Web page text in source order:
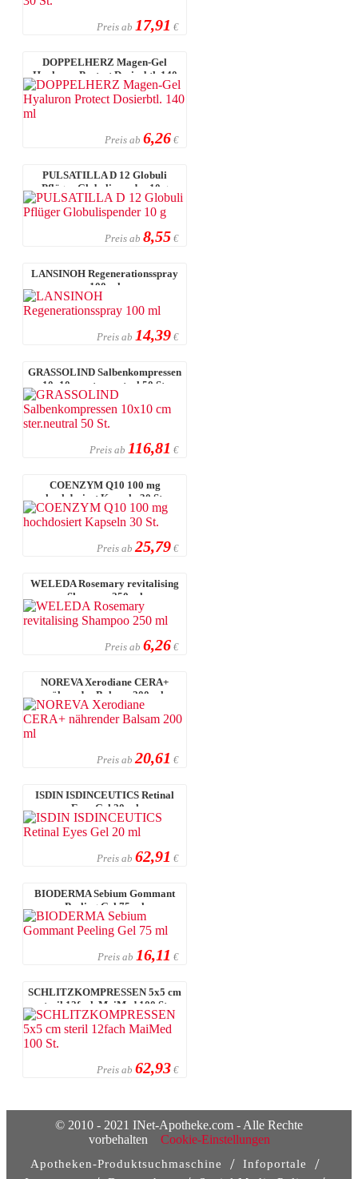
Preis ab 17,91 €
DOPPELHERZ Magen-Gel
Hyaluron Protect Dosierbtl. 140
ml
Preis ab 6,26 €
PULSATILLA D 12 Globuli
Pflüger Globulispender 10 g
Preis ab 8,55 €
LANSINOH Regenerationsspray
100 ml
Preis ab 14,39 €
GRASSOLIND Salbenkompressen
10x10 cm ster.neutral 50 St.
Preis ab 116,81 €
COENZYM Q10 100 mg
hochdosiert Kapseln 30 St.
Preis ab 25,79 €
WELEDA Rosemary revitalising
Shampoo 250 ml
Preis ab 6,26 €
NOREVA Xerodiane CERA+
nährender Balsam 200 ml
Preis ab 20,61 €
ISDIN ISDINCEUTICS Retinal
Eyes Gel 20 ml
Preis ab 62,91 €
BIODERMA Sebium Gommant
Peeling Gel 75 ml
Preis ab 16,11 €
SCHLITZKOMPRESSEN 5x5 cm
steril 12fach MaiMed 100 St.
Preis ab 62,93 €
© 2010 - 2021 INet-Apotheke.com - Alle Rechte
vorbehalten Cookie-Einstellungen
Apotheken-Produktsuchmaschine / Infoportale /